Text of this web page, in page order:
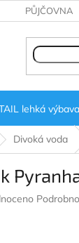
PŮJČOVNA
lehká výbava
Divoká voda